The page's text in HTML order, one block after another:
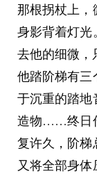
那根拐杖上，
身影背着灯
去他的细微，
他踏阶梯有三
于沉重的踏地
造物……终日
复许久，阶梯
又将全部身